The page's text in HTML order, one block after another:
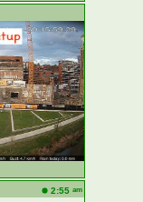
2:55 am